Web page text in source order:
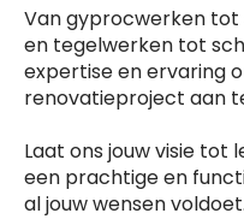
Van gyprocwerken
en tegelwerken tot
expertise en ervaring
renovatieproject aan
Laat ons jouw visie tot
een prachtige en
al jouw wensen voldoet.